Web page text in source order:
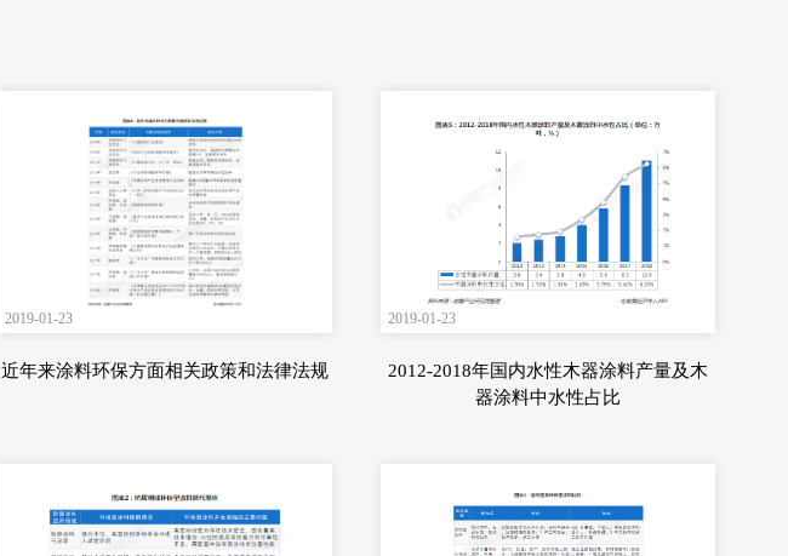
2019-01-23
近年来涂料环保方面相关政策和法律法规
2019-01-23
2012-2018年国内水性木器涂料产量及木
器涂料中水性占比